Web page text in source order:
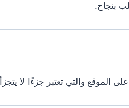
بنجاح.
الموقع والتي تعتبر جزءًا لا